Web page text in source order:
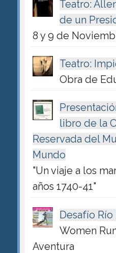
Teatro:
de un
8 y 9 de
Teatro:
Obra de
libro de la
Reservada del
Mundo
"Un viaje a los
años 1740-41"
Desafío Río
Women
Aventura